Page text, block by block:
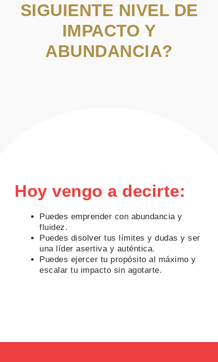
SIGUIENTE NIVEL DE
IMPACTO Y
ABUNDANCIA?
Hoy vengo a decirte:
Puedes emprender con abundancia y
fluidez.
Puedes disolver tus límites y dudas y ser
una líder asertiva y auténtica.
Puedes ejercer tu propósito al máximo y
escalar tu impacto sin agotarte.